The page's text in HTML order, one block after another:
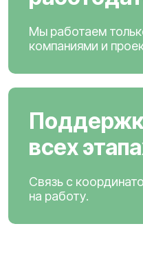
Мы работаем
компаниями и
всех
Связь с
на работу.